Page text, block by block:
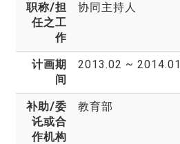
职称/担
任之工
作
协同主持人
计画期
间
2013.02 ~ 2014.01
补助/委
讬或合
作机构
教育部